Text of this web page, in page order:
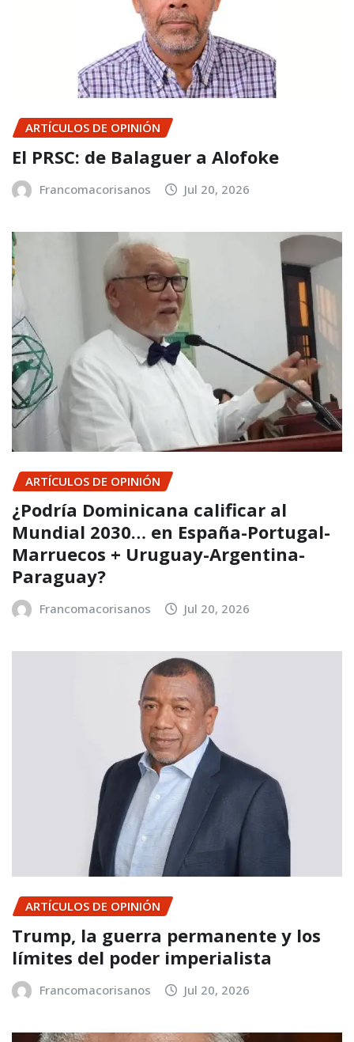
ARTÍCULOS DE OPINIÓN
El PRSC: de Balaguer a Alofoke
Francomacorisanos Jul 20, 2026
ARTÍCULOS DE OPINIÓN
¿Podría Dominicana calificar al
Mundial 2030… en España-Portugal-
Marruecos + Uruguay-Argentina-
Paraguay?
Francomacorisanos Jul 20, 2026
ARTÍCULOS DE OPINIÓN
Trump, la guerra permanente y los
límites del poder imperialista
Francomacorisanos Jul 20, 2026